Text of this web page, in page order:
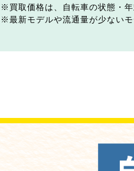
買取価格は、自転車の状態・
最新モデルや流通量が少ない